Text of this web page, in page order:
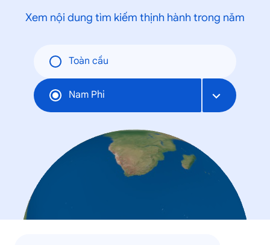
Xem nội dung tìm kiếm thịnh hành trong năm
Toàn cầu
Nam Phi